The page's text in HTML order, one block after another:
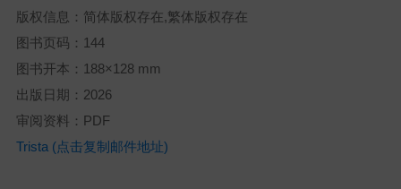
版权信息：简体版权存在,繁体版权存在
图书页码：144
图书开本：188×128 mm
出版日期：2026
审阅资料：PDF
Trista (点击复制邮件地址)